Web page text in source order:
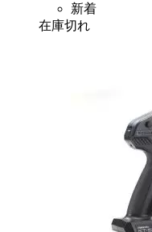
新着
在庫切れ